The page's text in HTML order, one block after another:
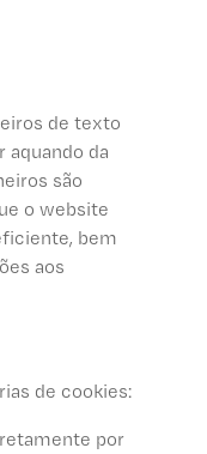
de texto
aquando da
são
o website
bem
aos
de cookies:
por